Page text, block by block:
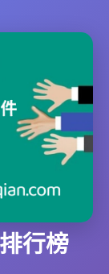
行榜